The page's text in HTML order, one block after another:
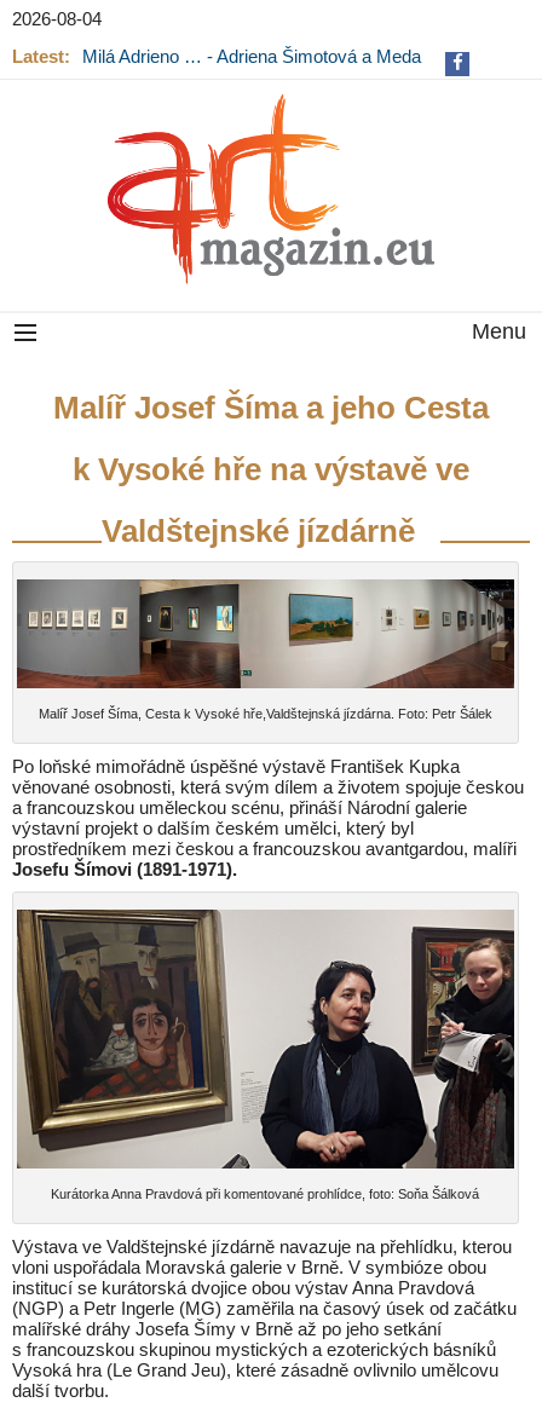
2026-08-04
Latest:
Milá Adrieno … - Adriena Šimotová a Meda
Menu
Malíř Josef Šíma a jeho Cesta
k Vysoké hře na výstavě ve
Valdštejnské jízdárně
Malíř Josef Šíma, Cesta k Vysoké hře,Valdštejnská jízdárna. Foto: Petr Šálek
Po loňské mimořádně úspěšné výstavě František Kupka
věnované osobnosti, která svým dílem a životem spojuje českou
a francouzskou uměleckou scénu, přináší Národní galerie
výstavní projekt o dalším českém umělci, který byl
prostředníkem mezi českou a francouzskou avantgardou, malíři
Josefu Šímovi (1891-1971).
Kurátorka Anna Pravdová při komentované prohlídce, foto: Soňa Šálková
Výstava ve Valdštejnské jízdárně navazuje na přehlídku, kterou
vloni uspořádala Moravská galerie v Brně. V symbióze obou
institucí se kurátorská dvojice obou výstav Anna Pravdová
(NGP) a Petr Ingerle (MG) zaměřila na časový úsek od začátku
malířské dráhy Josefa Šímy v Brně až po jeho setkání
s francouzskou skupinou mystických a ezoterických básníků
Vysoká hra (Le Grand Jeu), které zásadně ovlivnilo umělcovu
další tvorbu.